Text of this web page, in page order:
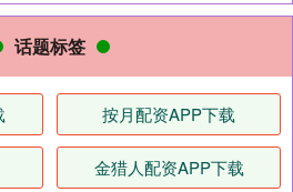
话题标签
按月配资APP下载
金猎人配资APP下载